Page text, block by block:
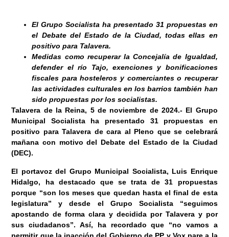
El Grupo Socialista ha presentado 31 propuestas en
el Debate del Estado de la Ciudad, todas ellas en
positivo para Talavera.
Medidas como recuperar la Concejalía de Igualdad,
defender el río Tajo, exenciones y bonificaciones
fiscales para hosteleros y comerciantes o recuperar
las actividades culturales en los barrios también han
sido propuestas por los socialistas.
Talavera de la Reina, 5 de noviembre de 2024.- El Grupo
Municipal Socialista ha presentado 31 propuestas en
positivo para Talavera de cara al Pleno que se celebrará
mañana con motivo del Debate del Estado de la Ciudad
(DEC).
El portavoz del Grupo Municipal Socialista, Luis Enrique
Hidalgo, ha destacado que se trata de 31 propuestas
porque “son los meses que quedan hasta el final de esta
legislatura” y desde el Grupo Socialista “seguimos
apostando de forma clara y decidida por Talavera y por
sus ciudadanos”. Así, ha recordado que “no vamos a
permitir que la inacción del Gobierno de PP y Vox pare a la